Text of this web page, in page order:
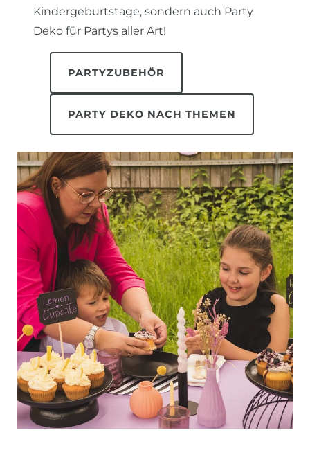
Kindergeburtstage, sondern auch Party
Deko für Partys aller Art!
PARTYZUBEHÖR
PARTY DEKO NACH THEMEN